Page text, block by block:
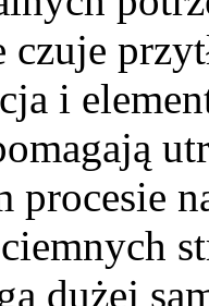
czuje
i
procesie
dużej